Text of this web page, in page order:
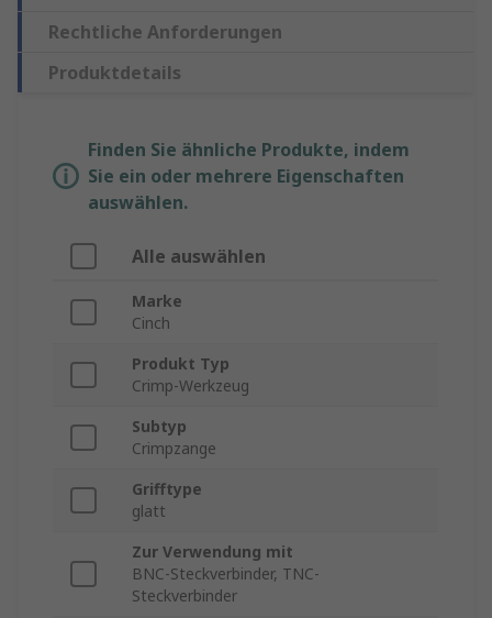
Rechtliche Anforderungen
Produktdetails
Finden Sie ähnliche Produkte, indem
Sie ein oder mehrere Eigenschaften
auswählen.
Alle auswählen
Marke
Cinch
Produkt Typ
Crimp-Werkzeug
Subtyp
Crimpzange
Grifftype
glatt
Zur Verwendung mit
BNC-Steckverbinder, TNC-
Steckverbinder